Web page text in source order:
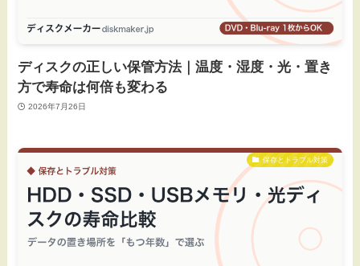
ディスクの正しい保管方法｜温度・湿度・光・置き
方で寿命は何倍も変わる
2026年7月26日
保存とトラブル対策